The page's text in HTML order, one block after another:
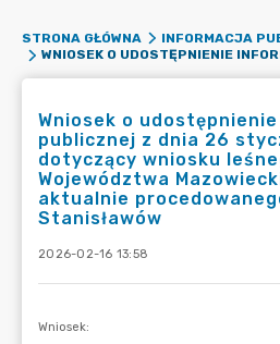
STRONA GŁÓWNA INFORMACJA
Wniosek o
publicznej z dnia 26
dotyczący wniosku
Województwa
aktualnie
Stanisławów
2026-02-16 13:58